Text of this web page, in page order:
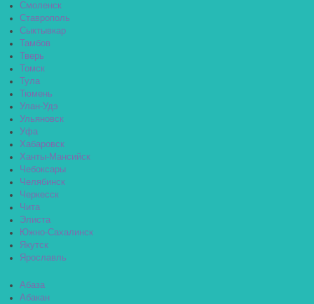
Смоленск
Ставрополь
Сыктывкар
Тамбов
Тверь
Томск
Тула
Тюмень
Улан-Удэ
Ульяновск
Уфа
Хабаровск
Ханты-Мансийск
Чебоксары
Челябинск
Черкесск
Чита
Элиста
Южно-Сахалинск
Якутск
Ярославль
Абаза
Абакан